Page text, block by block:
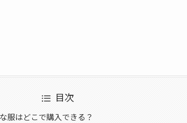
目次
服はどこで購入できる？